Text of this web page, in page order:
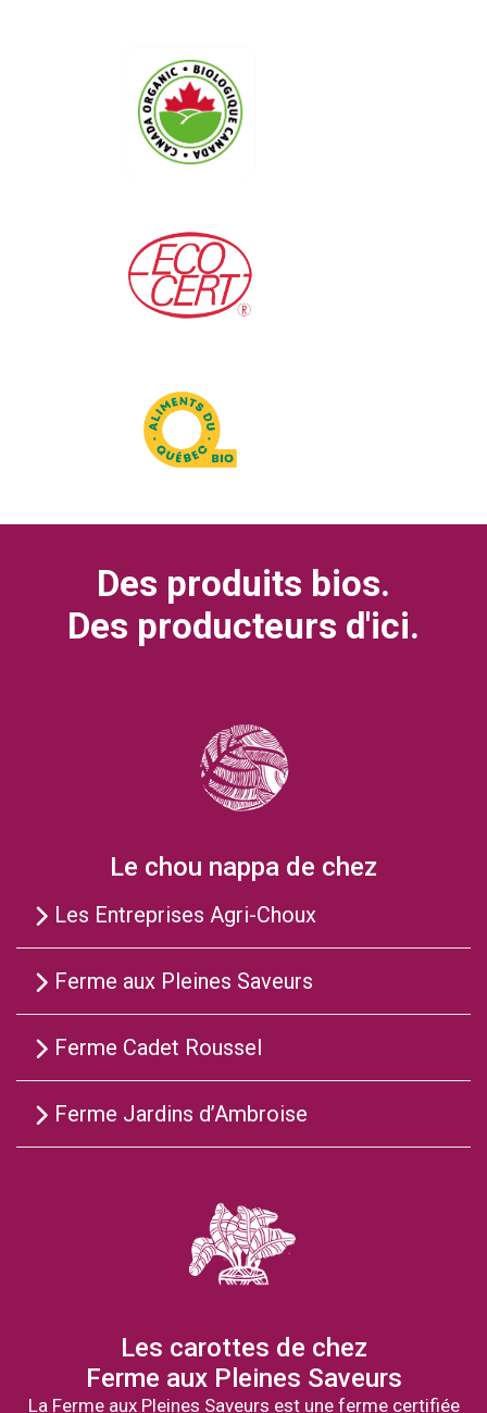
Des produits bios.
Des producteurs d'ici.
Le chou nappa de chez
Les Entreprises Agri-Choux
Ferme aux Pleines Saveurs
Ferme Cadet Roussel
Ferme Jardins d’Ambroise
Les carottes de chez
Ferme aux Pleines Saveurs
La Ferme aux Pleines Saveurs est une ferme certifiée